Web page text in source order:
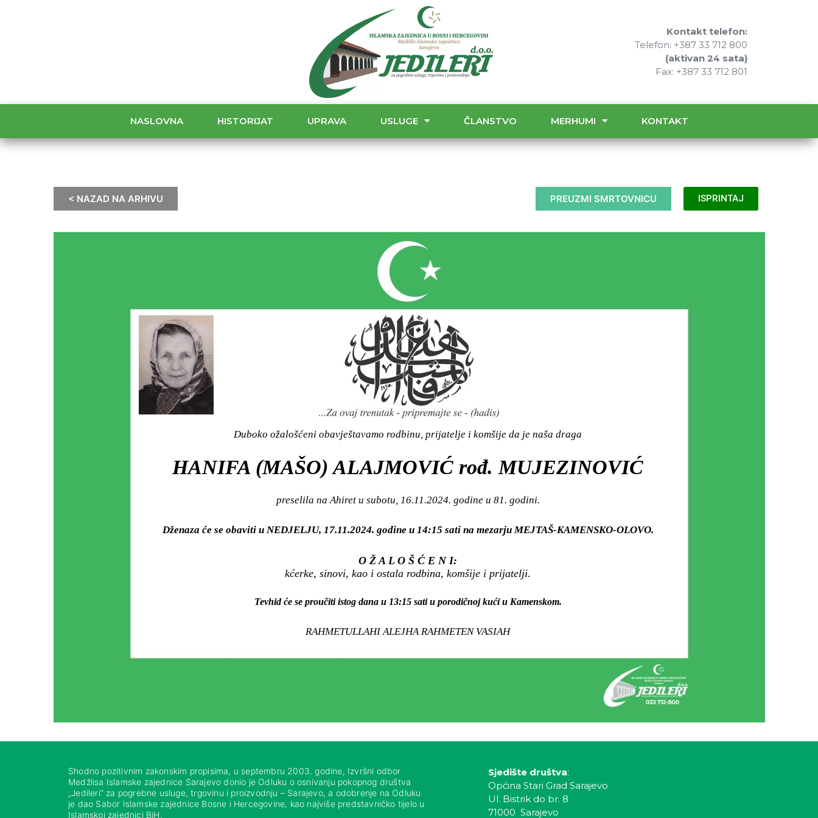
Kontakt telefon:
Telefon: +387 33 712 800
(aktivan 24 sata)
Fax: +387 33 712 801
NASLOVNA HISTORIJAT UPRAVA USLUGE ČLANSTVO MERHUMI KONTAKT
< NAZAD NA ARHIVU PREUZMI SMRTOVNICU ISPRINTAJ
Duboko ožalošćeni obavještavamo rodbinu, prijatelje i komšije da je naša draga
HANIFA (MAŠO) ALAJMOVIĆ rođ. MUJEZINOVIĆ
preselila na Ahiret u subotu, 16.11.2024. godine u 81. godini.
Dženaza će se obaviti u NEDJELJU, 17.11.2024. godine u 14:15 sati na mezarju MEJTAŠ-KAMENSKO-OLOVO.
O Ž A L O Š Ć E N I:
kćerke, sinovi, kao i ostala rodbina, komšije i prijatelji.
Tevhid će se proučiti istog dana u 13:15 sati u porodičnoj kući u Kamenskom.
RAHMETULLAHI ALEJHA RAHMETEN VASIAH
Shodno pozitivnim zakonskim propisima, u septembru 2003. godine, Izvršni odbor
Medžlisa Islamske zajednice Sarajevo donio je Odluku o osnivanju pokopnog društva
„Jedileri“ za pogrebne usluge, trgovinu i proizvodnju – Sarajevo, a odobrenje na Odluku
je dao Sabor Islamske zajednice Bosne i Hercegovine, kao najviše predstavničko tijelo u
Islamskoj zajednici BiH.
Sjedište društva:
Općina Stari Grad Sarajevo
Ul. Bistrik do br. 8
71000 Sarajevo